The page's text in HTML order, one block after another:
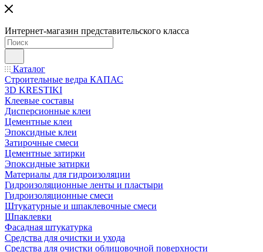
Интернет-магазин представительского класса
Каталог
Строительные ведра КАПАС
3D KRESTIKI
Клеевые составы
Дисперсионные клеи
Цементные клеи
Эпоксидные клеи
Затирочные смеси
Цементные затирки
Эпоксидные затирки
Материалы для гидроизоляции
Гидроизоляционные ленты и пластыри
Гидроизоляционные смеси
Штукатурные и шпаклевочные смеси
Шпаклевки
Фасадная штукатурка
Средства для очистки и ухода
Средства для очистки облицовочной поверхности